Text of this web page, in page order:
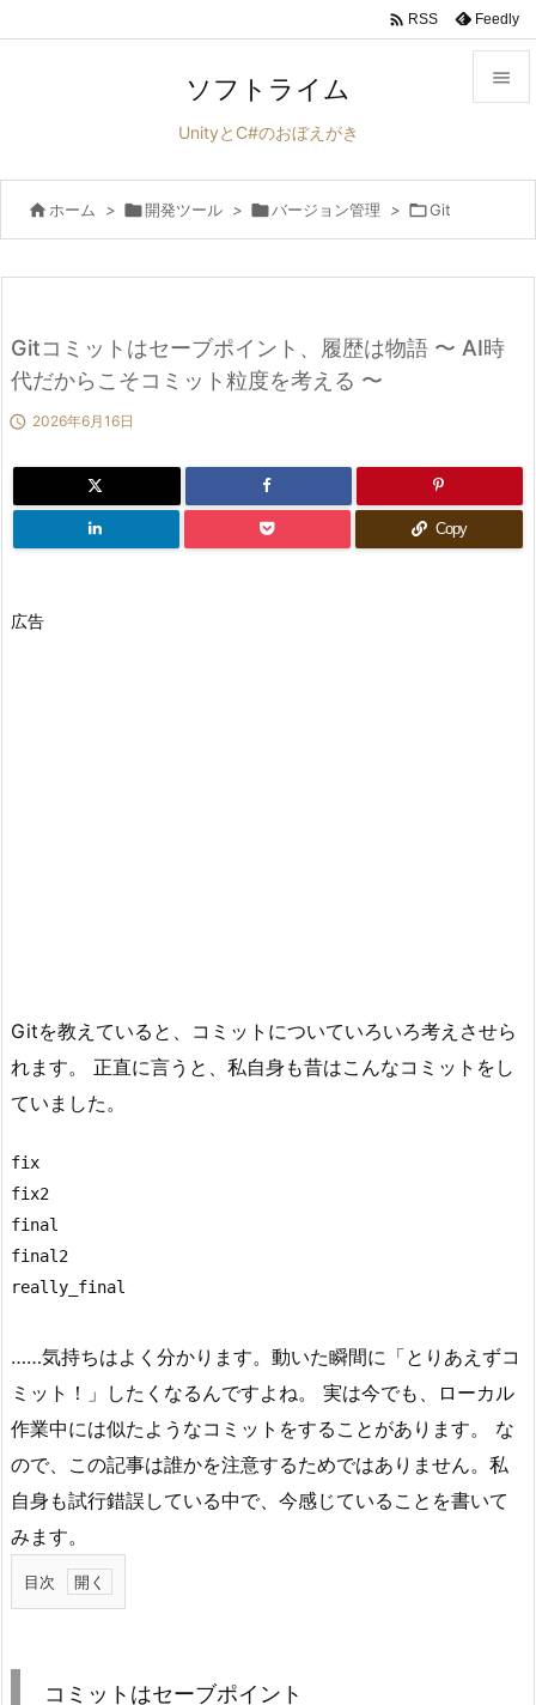


前へ
次へ
 RSS Feedly
ソフトライム
UnityとC#のおぼえがき
 ホーム > 開発ツール > バージョン管理 > Git
Gitコミットはセーブポイント、履歴は物語 〜 AI時
代だからこそコミット粒度を考える 〜
 2026年6月16日
Copy
広告
Gitを教えていると、コミットについていろいろ考えさせら
れます。 正直に言うと、私自身も昔はこんなコミットをし
ていました。
fix
fix2
final
final2
really_final
……気持ちはよく分かります。動いた瞬間に「とりあえずコ
ミット！」したくなるんですよね。 実は今でも、ローカル
作業中には似たようなコミットをすることがあります。 な
ので、この記事は誰かを注意するためではありません。私
自身も試行錯誤している中で、今感じていることを書いて
みます。
目次
1.
コミットはセーブポイント